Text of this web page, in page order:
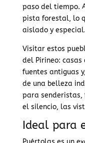
paso del tiempo.
pista forestal, lo
aislado y especial.
Visitar estos
del Pirineo:
fuentes antiguas
de una belleza
para senderistas,
el silencio, las
Ideal para